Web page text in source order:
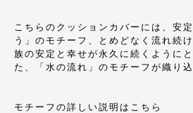
こちらのクッションカバーには、安
う」のモチーフ、とめどなく流れ続
族の安定と幸せが永久に続くように
た、「水の流れ」のモチーフが織り
モチーフの詳しい説明はこちら